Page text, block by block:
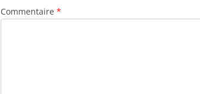
Commentaire *